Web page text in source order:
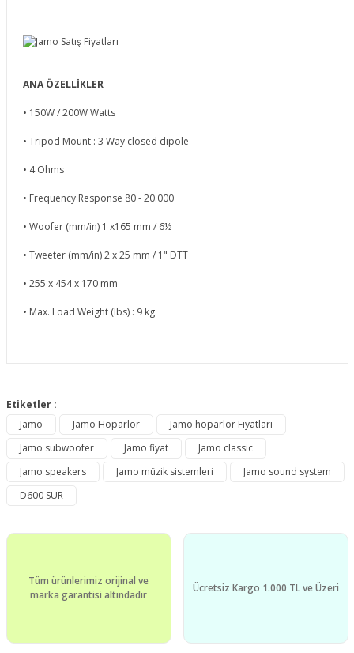
ANA ÖZELLİKLER
• 150W / 200W Watts
• Tripod Mount : 3 Way closed dipole
• 4 Ohms
• Frequency Response 80 - 20.000
• Woofer (mm/in) 1 x165 mm / 6½
• Tweeter (mm/in) 2 x 25 mm / 1" DTT
• 255 x 454 x 170 mm
• Max. Load Weight (lbs) : 9 kg.
Yorum Yaz
konularda yetersiz gördüğünüz noktaları öneri formunu
Görüş ve önerileriniz için teşekkür ederiz.
Ürün resmi kalitesiz, bozuk veya görüntülenemiyor.
Ürün açıklamasında eksik bilgiler bulunuyor.
Ürün fiyatı diğer sitelerden daha pahalı.
Etiketler :
Jamo
Jamo Hoparlör
Jamo hoparlör Fiyatları
Jamo subwoofer
Jamo fiyat
Jamo classic
Jamo speakers
Jamo müzik sistemleri
Jamo sound system
D600 SUR
Tüm ürünlerimiz orijinal ve
marka garantisi altındadır
Ücretsiz Kargo 1.000 TL ve Üzeri